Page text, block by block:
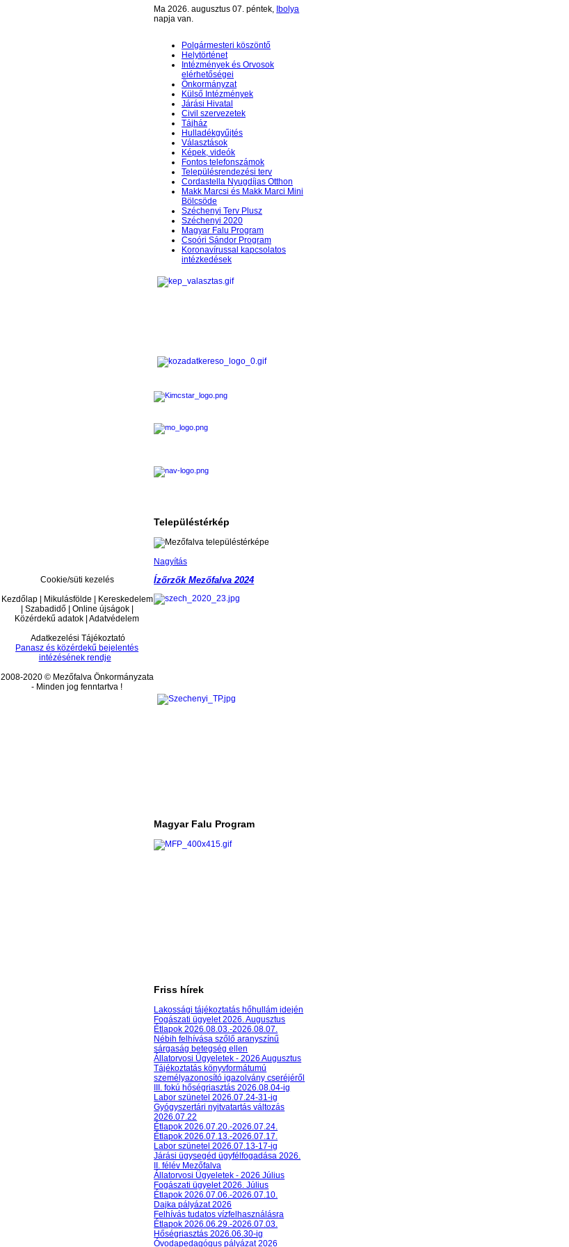
Ma 2026. augusztus 07. péntek, Ibolya
napja van.
Polgármesteri köszöntő
Helytörténet
Intézmények és Orvosok
elérhetőségei
Önkormányzat
Külső Intézmények
Járási Hivatal
Civil szervezetek
Tájház
Hulladékgyűjtés
Választások
Képek, videók
Fontos telefonszámok
Településrendezési terv
Cordastella Nyugdíjas Otthon
Makk Marcsi és Makk Marci Mini
Bölcsöde
Széchenyi Terv Plusz
Széchenyi 2020
Magyar Falu Program
Csoóri Sándor Program
Koronavírussal kapcsolatos
intézkedések
Településtérkép
Nagyítás
Ízőrzők Mezőfalva 2024
Magyar Falu Program
Friss hírek
Lakossági tájékoztatás hőhullám idején
Fogászati ügyelet 2026. Augusztus
Étlapok 2026.08.03.-2026.08.07.
Nébih felhívása szőlő aranyszínű
sárgaság betegség ellen
Állatorvosi Ügyeletek - 2026 Augusztus
Tájékoztatás könyvformátumú
személyazonosító igazolvány cseréjéről
III. fokú hőségriasztás 2026.08.04-ig
Labor szünetel 2026.07.24-31-ig
Gyógyszertári nyitvatartás változás
2026.07.22
Étlapok 2026.07.20.-2026.07.24.
Étlapok 2026.07.13.-2026.07.17.
Labor szünetel 2026.07.13-17-ig
Járási ügysegéd ügyfélfogadása 2026.
II. félév Mezőfalva
Állatorvosi Ügyeletek - 2026 Július
Fogászati ügyelet 2026. Július
Étlapok 2026.07.06.-2026.07.10.
Dajka pályázat 2026
Felhívás tudatos vízfelhasználásra
Étlapok 2026.06.29.-2026.07.03.
Hőségriasztás 2026.06.30-ig
Óvodapedagógus pályázat 2026
Cookie/süti kezelés
Kezdőlap | Mikulásfölde | Kereskedelem
| Szabadidő | Online újságok |
Közérdekű adatok | Adatvédelem
Adatkezelési Tájékoztató
Panasz és közérdekű bejelentés
intézésének rendje
2008-2020 © Mezőfalva Önkormányzata
- Minden jog fenntartva !